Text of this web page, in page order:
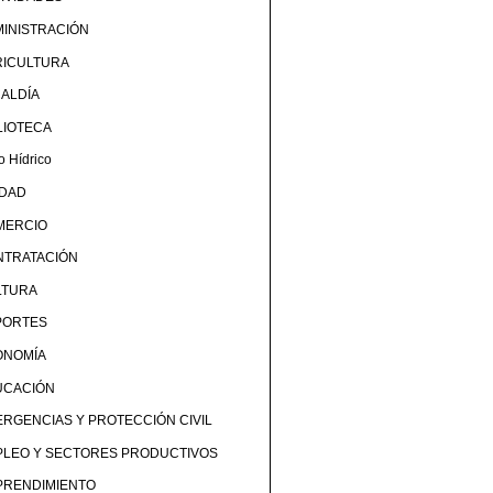
Hídrico
Y PROTECCIÓN CIVIL
Y SECTORES PRODUCTIVOS